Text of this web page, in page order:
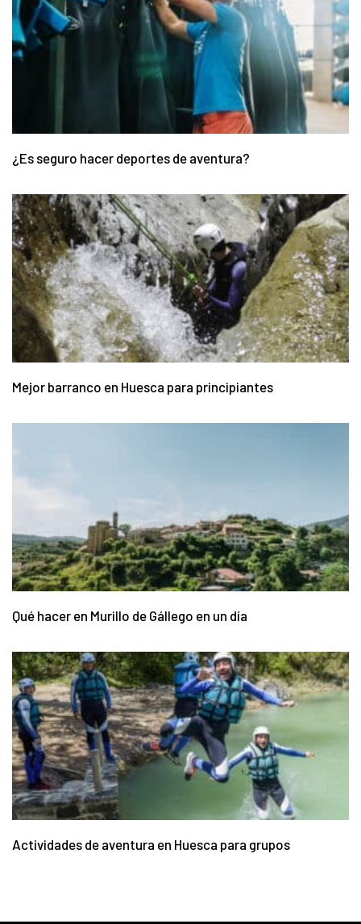
¿Es seguro hacer deportes de aventura?
Mejor barranco en Huesca para principiantes
Qué hacer en Murillo de Gállego en un día
Actividades de aventura en Huesca para grupos